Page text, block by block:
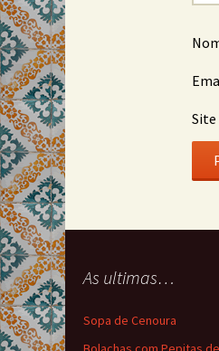
Site
As ultimas…
Sopa de Cenoura